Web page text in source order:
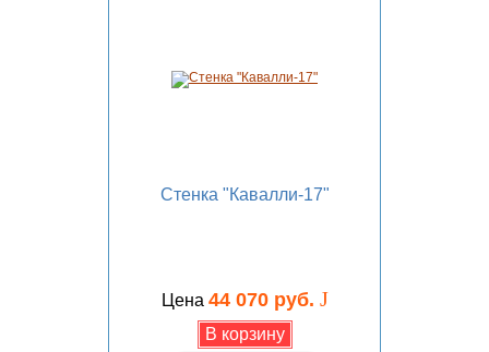
Стенка "Кавалли-17"
Цена 44 070 руб. J